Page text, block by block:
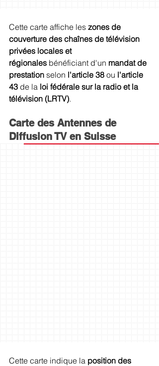
Cette carte affiche les zones de
couverture des chaînes de télévision
privées locales et
régionales bénéficiant d'un mandat de
prestation selon l'article 38 ou l'article
43 de la loi fédérale sur la radio et la
télévision (LRTV).
Carte des Antennes de
Diffusion TV en Suisse
Cette carte indique la position des